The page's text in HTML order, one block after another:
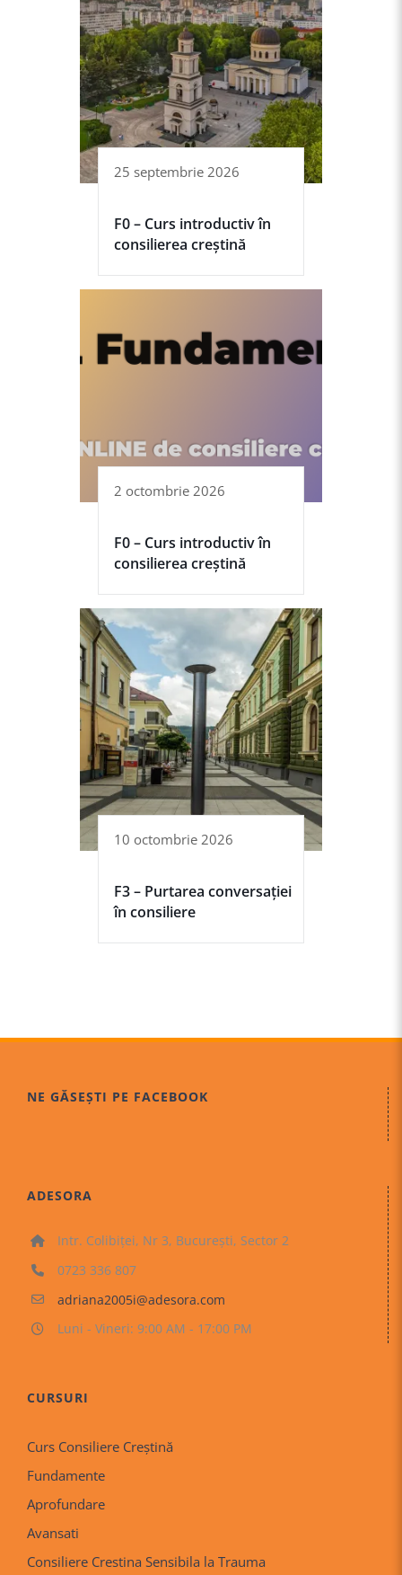
25 septembrie 2026
F0 – Curs introductiv în
consilierea creștină
2 octombrie 2026
F0 – Curs introductiv în
consilierea creștină
10 octombrie 2026
F3 – Purtarea conversației
în consiliere
NE GĂSEȘTI PE FACEBOOK
ADESORA
Intr. Colibiței, Nr 3, București, Sector 2
0723 336 807
adriana2005i@adesora.com
Luni - Vineri: 9:00 AM - 17:00 PM
CURSURI
Curs Consiliere Creştină
Fundamente
Aprofundare
Avansati
Consiliere Crestina Sensibila la Trauma